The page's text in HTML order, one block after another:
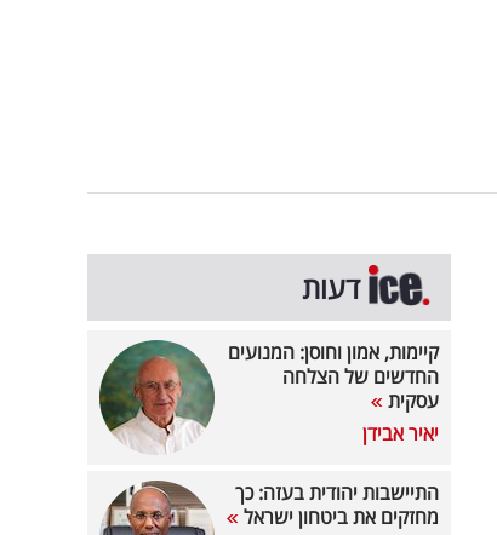
דעות
קיימות, אמון וחוסן: המנועים
החדשים של הצלחה
עסקית
יאיר אבידן
התיישבות יהודית בעזה: כך
מחזקים את ביטחון ישראל